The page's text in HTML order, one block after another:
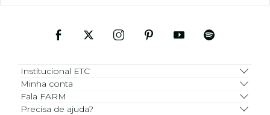
Institucional ETC
Minha conta
Fala FARM
Precisa de ajuda?